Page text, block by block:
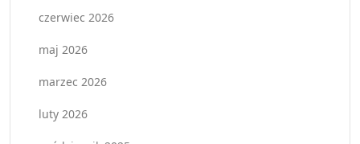
czerwiec 2026
maj 2026
marzec 2026
luty 2026